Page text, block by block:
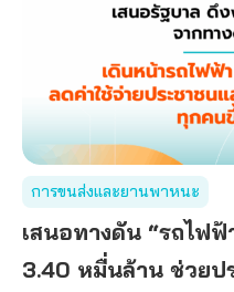
การขนส่งและยานพาหนะ
เสนอทางดัน “รถไฟ
3.40 หมื่นล้าน ช่วยป